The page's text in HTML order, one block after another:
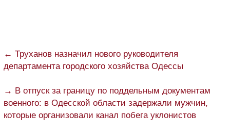
← Труханов назначил нового руководителя
департамента городского хозяйства Одессы
→ В отпуск за границу по поддельным документам
военного: в Одесской области задержали мужчин,
которые организовали канал побега уклонистов